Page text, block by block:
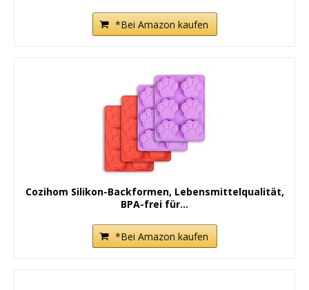
*Bei Amazon kaufen
Cozihom Silikon-Backformen, Lebensmittelqualität,
BPA-frei für...
*Bei Amazon kaufen